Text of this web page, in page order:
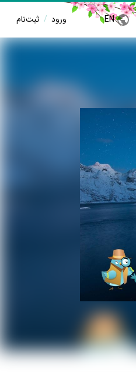
EN ورود / ثبت‌نام